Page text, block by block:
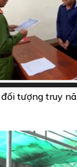
tượng truy nã